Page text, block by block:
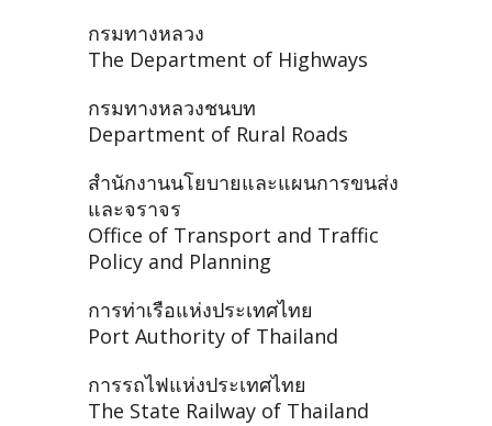
กรมทางหลวง
The Department of Highways
กรมทางหลวงชนบท
Department of Rural Roads
สำนักงานนโยบายและแผนการขนส่ง
และจราจร
Office of Transport and Traffic
Policy and Planning
การท่าเรือแห่งประเทศไทย
Port Authority of Thailand
การรถไฟแห่งประเทศไทย
The State Railway of Thailand